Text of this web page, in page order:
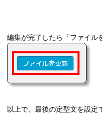
編集が完了したら「ファイル
以上で、最後の定型文を設定